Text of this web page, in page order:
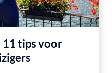
tips voor